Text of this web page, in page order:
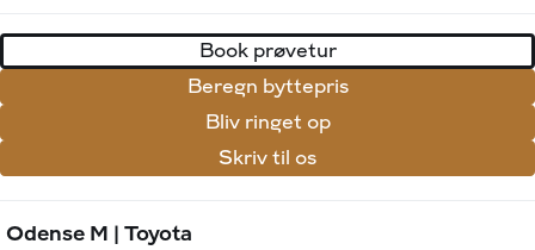
Book prøvetur
Beregn byttepris
Bliv ringet op
Skriv til os
Odense M | Toyota